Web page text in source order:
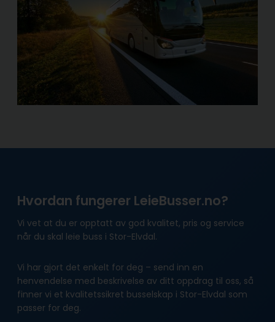
Hvordan fungerer LeieBusser.no?
Vi vet at du er opptatt av god kvalitet, pris og service
når du skal leie buss i Stor-Elvdal.
Vi har gjort det enkelt for deg – send inn en
henvendelse med beskrivelse av ditt oppdrag til oss, så
finner vi et kvalitetssikret busselskap i Stor-Elvdal som
passer for deg.